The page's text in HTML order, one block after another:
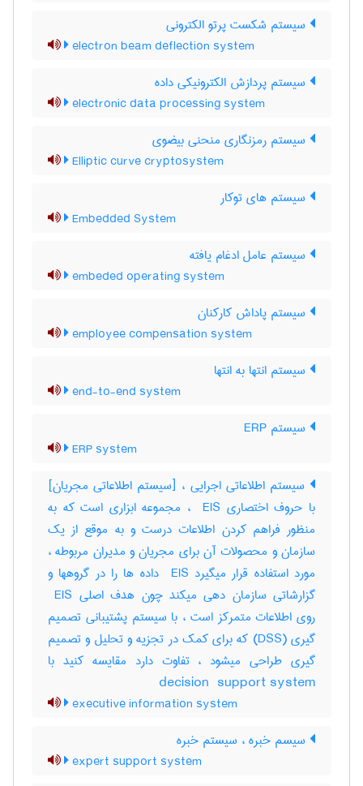
سیستم شکست پرتو الکترونی
electron beam deflection system
سیستم پردازش الکترونیکی داده
electronic data processing system
سیستم رمزنگاری منحنی بیضوی
Elliptic curve cryptosystem
سیستم های توکار
Embedded System
سیستم عامل ادغام یافته
embeded operating system
سیستم پاداش کارکنان
employee compensation system
سیستم انتها به انتها
end-to-end system
سیستم ERP
ERP system
سیستم اطلاعاتی اجرایی ، [سیستم اطلاعاتی مجریان]
با حروف اختصاری ‎ EIS ، مجموعه ابزاری است که به
منظور فراهم کردن اطلاعات درست و به موقع از یک
سازمان و محصولات آن برای مجریان و مدیران مربوطه ،
مورد استفاده قرار میگیرد ‎ EIS داده ها را در گروهها و
گزارشاتی سازمان دهی میکند چون هدف اصلی ‎ EIS
روی اطلاعات متمرکز است ، با سیستم پشتیبانی تصمیم
گیری (‎DSS) که برای کمک در تجزیه و تحلیل و تصمیم
گیری طراحی میشود ، تفاوت دارد مقایسه کنید با
‎decision ‎ support system
executive information system
سیسم خبره ، سیستم خبره
expert support system